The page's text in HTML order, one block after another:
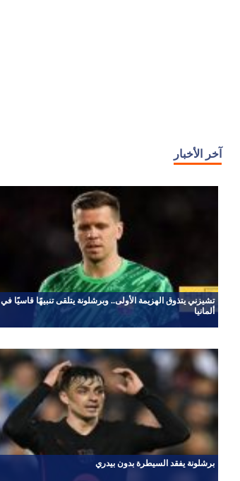
آخر الأخبار
تشيزني يتذوق الهزيمة الأولى.. وبرشلونة يتلقى تنبيهًا قاسيًا في
ألمانيا
برشلونة يفقد السيطرة بدون بيدري